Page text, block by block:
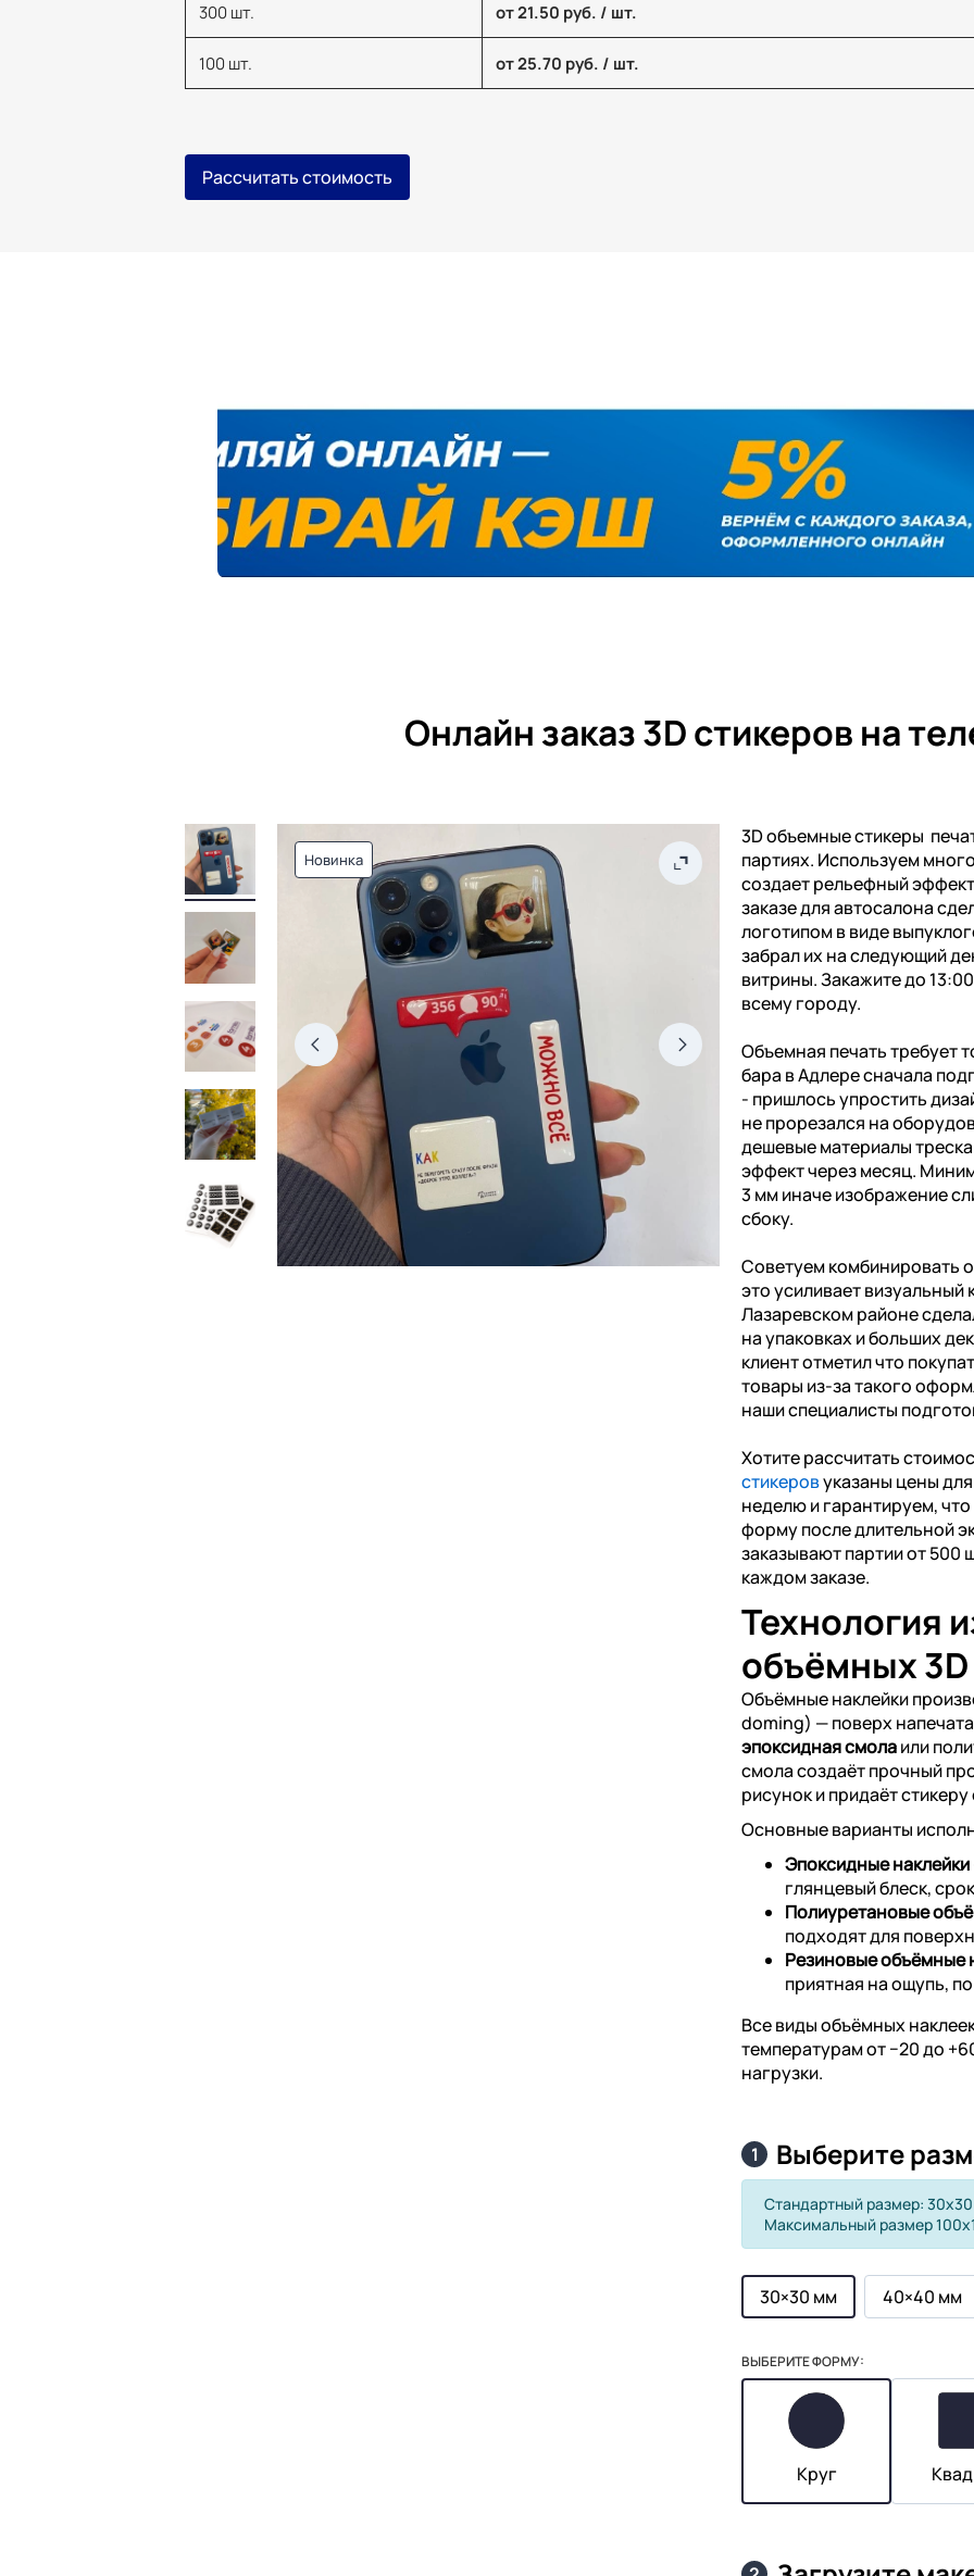
300 шт. от 21.50 руб. / шт.
100 шт. от 25.70 руб. / шт.
Рассчитать стоимость
Онлайн заказ 3D стикеров на
Новинка
3D объемные стикеры
партиях. Используем
создает рельефный
заказе для автосалона
логотипом в виде
забрал их на следующий
витрины. Закажите до
всему городу.
Объемная печать требует
бара в Адлере сначала
- пришлось упростить
не прорезался на
дешевые материалы
эффект через месяц.
3 мм иначе изображение
сбоку.
Советуем комбинировать
это усиливает
Лазаревском районе
на упаковках и больших
клиент отметил что
товары из-за такого
наши специалисты
Хотите рассчитать
стикеровуказаны цены
неделю и гарантируем,
форму после длительной
заказывают партии от 500
каждом заказе.
Технология
объёмных
Объёмные наклейки
doming) — поверх
эпоксидная смолаили
смола создаёт прочный
рисунок и придаёт
Основные варианты
Эпоксидные наклейки
глянцевый блеск,
Полиуретановые
подходят для
Резиновые объёмные
приятная на ощупь,
Все виды объёмных
температурам от −20 до
нагрузки.
1 Выберите
Стандартный размер:
Максимальный размер
30×30 мм 40×40 мм
ВЫБЕРИТЕ ФОРМУ:
Круг